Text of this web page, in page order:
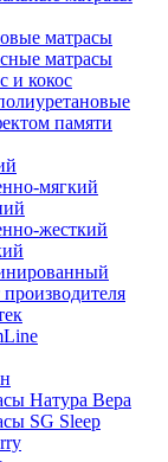
матрасы
матрасы
и кокос
памяти
мягкий
жесткий
Натура Вера
SG Sleep